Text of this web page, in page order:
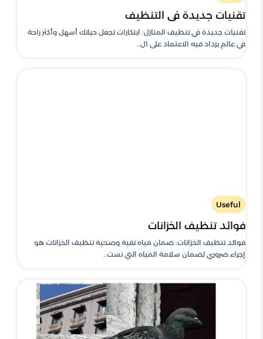
تقنيات جديدة في التنظيف
تقنيات جديدة في تنظيف المنازل: ابتكارات تجعل حياتك أسهل وأكثر راحة
في عالم يزداد فيه الاعتماد على ال..
Useful
فوائد تنظيف الخزانات
فوائد تنظيف الخزانات: ضمان مياه نقية وصحية تنظيف الخزانات هو
إجراء ضروري لضمان سلامة المياه التي نست..